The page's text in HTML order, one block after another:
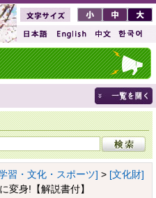
習・文化・スポーツ] > [文化財]
変身!【解説書付】